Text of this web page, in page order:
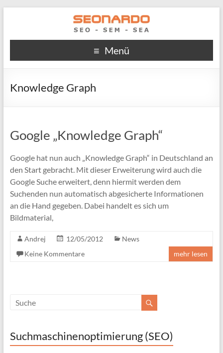
Menü
Knowledge Graph
Google „Knowledge Graph“
Google hat nun auch „Knowledge Graph“ in Deutschland an
den Start gebracht. Mit dieser Erweiterung wird auch die
Google Suche erweitert, denn hiermit werden dem
Suchenden nun automatisch abgesicherte Informationen
an die Hand gegeben. Dabei handelt es sich um
Bildmaterial,
Andrej 12/05/2012
News
Keine Kommentare
mehr lesen
Suchmaschinenoptimierung (SEO)